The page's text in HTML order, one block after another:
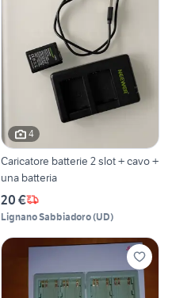
4
Caricatore batterie 2 slot + cavo +
una batteria
20 €
Lignano Sabbiadoro(UD)